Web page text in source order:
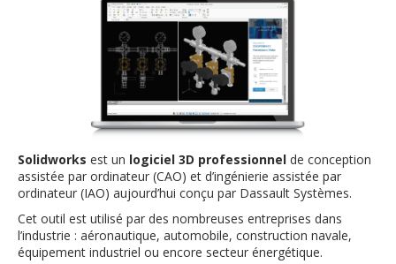
Solidworks est un logiciel 3D professionnel de conception
assistée par ordinateur (CAO) et d’ingénierie assistée par
ordinateur (IAO) aujourd’hui conçu par Dassault Systèmes.
Cet outil est utilisé par des nombreuses entreprises dans
l’industrie : aéronautique, automobile, construction navale,
équipement industriel ou encore secteur énergétique.